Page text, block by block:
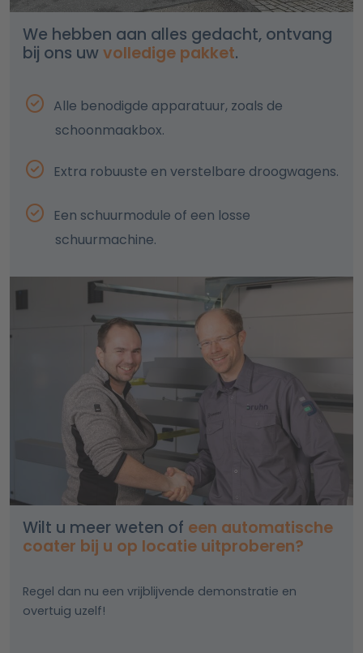
We hebben aan alles gedacht, ontvang
bij ons uwvolledige pakket.
Alle benodigde apparatuur, zoals de
schoonmaakbox.
Extra robuuste en verstelbare droogwagens.
Een schuurmodule of een losse
schuurmachine.
Wilt u meer weten of een automatische
coater bij u op locatie uitproberen?
Regel dan nu een vrijblijvende demonstratie en
overtuig uzelf!